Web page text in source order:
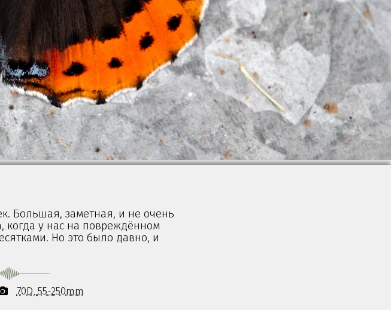
Большая, заметная, и не очень
когда у нас на повреждённом
Но это было давно, и
70D 55-250mm